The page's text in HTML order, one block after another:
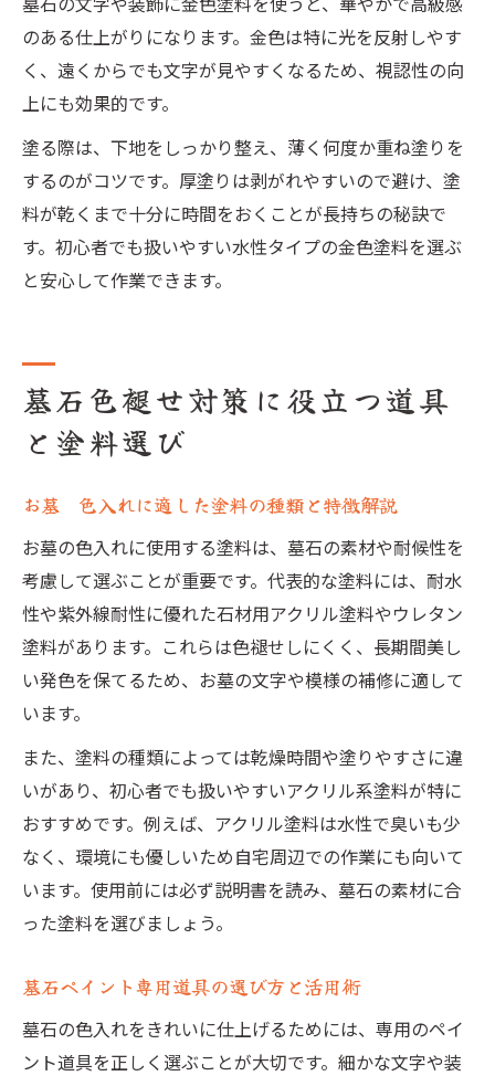
のある仕上がりになります。金色は特に光を反射しやす
く、遠くからでも文字が見やすくなるため、視認性の向
上にも効果的です。
塗る際は、下地をしっかり整え、薄く何度か重ね塗りを
するのがコツです。厚塗りは剥がれやすいので避け、塗
料が乾くまで十分に時間をおくことが長持ちの秘訣で
す。初心者でも扱いやすい水性タイプの金色塗料を選ぶ
と安心して作業できます。
墓石色褪せ対策に役立つ道具
と塗料選び
お墓 色入れに適した塗料の種類と特徴解説
お墓の色入れに使用する塗料は、墓石の素材や耐候性を
考慮して選ぶことが重要です。代表的な塗料には、耐水
性や紫外線耐性に優れた石材用アクリル塗料やウレタン
塗料があります。これらは色褪せしにくく、長期間美し
い発色を保てるため、お墓の文字や模様の補修に適して
います。
また、塗料の種類によっては乾燥時間や塗りやすさに違
いがあり、初心者でも扱いやすいアクリル系塗料が特に
おすすめです。例えば、アクリル塗料は水性で臭いも少
なく、環境にも優しいため自宅周辺での作業にも向いて
います。使用前には必ず説明書を読み、墓石の素材に合
った塗料を選びましょう。
墓石ペイント専用道具の選び方と活用術
墓石の色入れをきれいに仕上げるためには、専用のペイ
ント道具を正しく選ぶことが大切です。細かな文字や装